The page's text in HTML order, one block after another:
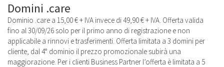
Domini .care
Dominio .care a 15,00 € + IVA invece di 49,90 € + IVA. Offerta valida
fino al 30/09/26 solo per il primo anno di registrazione e non
applicabile a rinnovi e trasferimenti. Offerta limitata a 3 domini per
cliente, dal 4° dominio il prezzo promozionale subirà una
maggiorazione. Per i clienti Business Partner l’offerta è limitata a 5